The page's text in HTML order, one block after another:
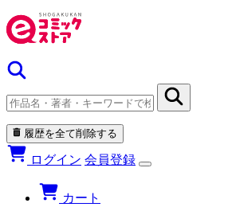
履歴を全て削除する
ログイン 会員登録
カート